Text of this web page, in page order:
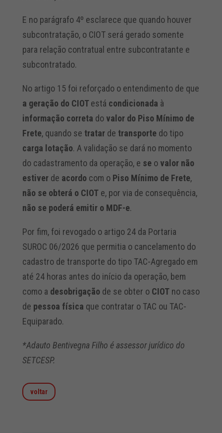
E no parágrafo 4º esclarece que quando houver
subcontratação, o CIOT será gerado somente
para relação contratual entre subcontratante e
subcontratado.
No artigo 15 foi reforçado o entendimento de que
a geração do CIOTestá condicionada à
informação correta dovalor do Piso Mínimo de
Frete, quando se tratarde transportedo tipo
carga lotação. A validação se dará no momento
do cadastramento da operação, e seovalor não
estiver de acordocom o Piso Mínimo de Frete,
não se obterá o CIOTe, por via de consequência,
não se poderá emitir o MDF-e.
Por fim, foi revogado o artigo 24 da Portaria
SUROC 06/2026 que permitia o cancelamento do
cadastro de transporte do tipo TAC-Agregado em
até 24 horas antes do início da operação, bem
como a desobrigaçãode se obter o CIOTno caso
de pessoa física que contratar o TAC ou TAC-
Equiparado.
*Adauto Bentivegna Filho é assessor jurídico do
SETCESP.
voltar